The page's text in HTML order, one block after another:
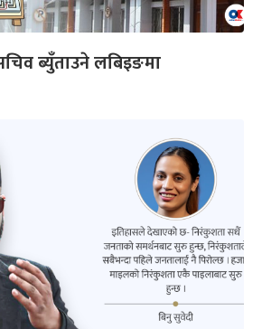
ब्युँताउने लबिइङमा